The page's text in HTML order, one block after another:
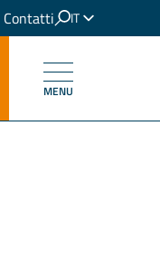
Contatti
IT
EN
MENU